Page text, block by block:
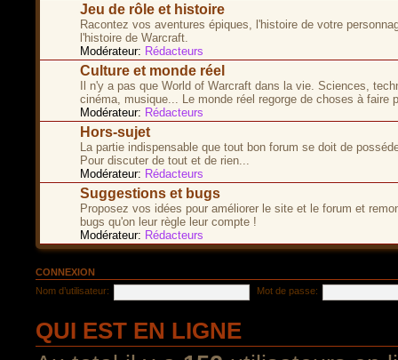
Jeu de rôle et histoire
Racontez vos aventures épiques, l'histoire de votre
l'histoire de Warcraft.
Modérateur: Rédacteurs
Culture et monde réel
Il n'y a pas que World of Warcraft dans la vie. Sciences,
cinéma, musique... Le monde réel regorge de choses à faire
Modérateur: Rédacteurs
Hors-sujet
La partie indispensable que tout bon forum se doit de
Pour discuter de tout et de rien...
Modérateur: Rédacteurs
Suggestions et bugs
Proposez vos idées pour améliorer le site et le forum et
bugs qu'on leur règle leur compte !
Modérateur: Rédacteurs
CONNEXION
Nom d’utilisateur:
Mot de passe:
QUI EST EN LIGNE